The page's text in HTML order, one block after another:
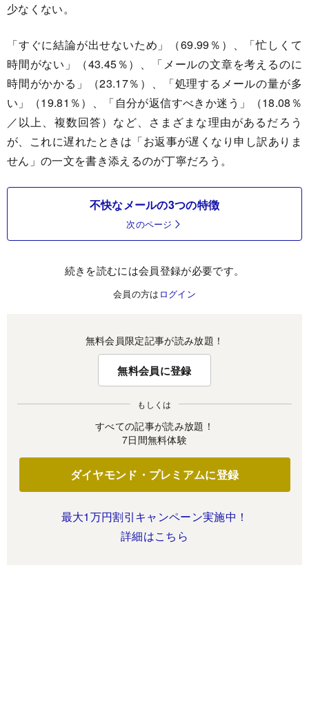
少なくない。
「すぐに結論が出せないため」（69.99％）、「忙しくて
時間がない」（43.45％）、「メールの文章を考えるのに
時間がかかる」（23.17％）、「処理するメールの量が多
い」（19.81％）、「自分が返信すべきか迷う」（18.08％
／以上、複数回答）など、さまざまな理由があるだろう
が、これに遅れたときは「お返事が遅くなり申し訳ありま
せん」の一文を書き添えるのが丁寧だろう。
不快なメールの3つの特徴
次のページ
続きを読むには会員登録が必要です。
会員の方は ログイン
無料会員限定記事が読み放題！
無料会員に登録
もしくは
すべての記事が読み放題！
7日間無料体験
ダイヤモンド・プレミアムに登録
最大1万円割引キャンペーン実施中！
詳細はこちら